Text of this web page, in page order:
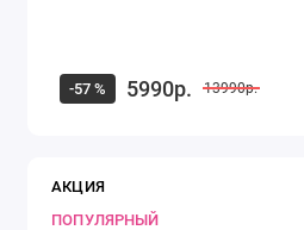
-57 % 5990р. 13990р.
АКЦИЯ
ПОПУЛЯРНЫЙ